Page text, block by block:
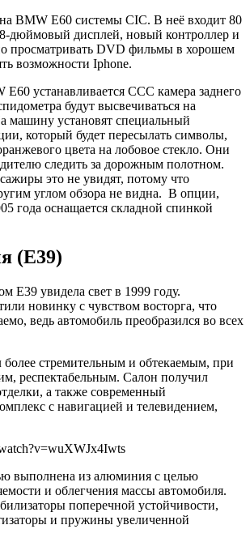
BMW E60 системы CIC. В неё входит 80
дюймовый дисплей, новый контроллер и
просматривать DVD фильмы в хорошем
возможности Iphone.
E60 устанавливается CCC камера заднего
будут высвечиваться на
машину установят специальный
который будет пересылать символы,
цвета на лобовое стекло. Они
следить за дорожным полотном.
это не увидят, потому что
углом обзора не видна. В опции,
года оснащается складной спинкой
(Е39)
Е39 увидела свет в 1999 году.
новинку с чувством восторга, что
ведь автомобиль преобразился во всех
более стремительным и обтекаемым, при
респектабельным. Салон получил
а также современный
с навигацией и телевидением,
выполнена из алюминия с целью
и облегчения массы автомобиля.
поперечной устойчивости,
и пружины увеличенной